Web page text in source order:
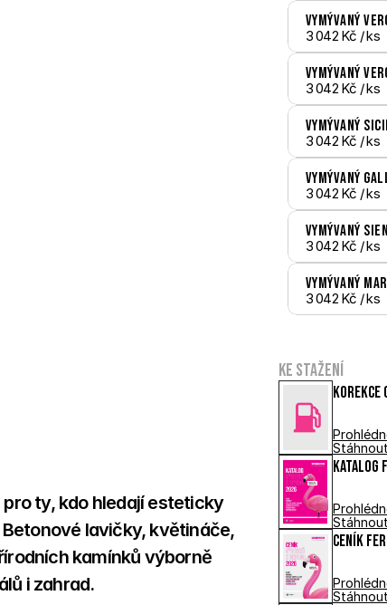
Vymývaný
3 042 Kč / ks
Vymývaný
3 042 Kč / ks
Vymývaný
3 042 Kč / ks
Vymývaný
3 042 Kč / ks
Vymývaný
3 042 Kč / ks
Vymývaný
3 042 Kč / ks
ty, kdo hledají esteticky
lavičky, květináče,
kamínků výborně
i zahrad.
Ke stažení
Korekce
Stáhnout
Katalog
Stáhnout
Ceník
Stáhnout